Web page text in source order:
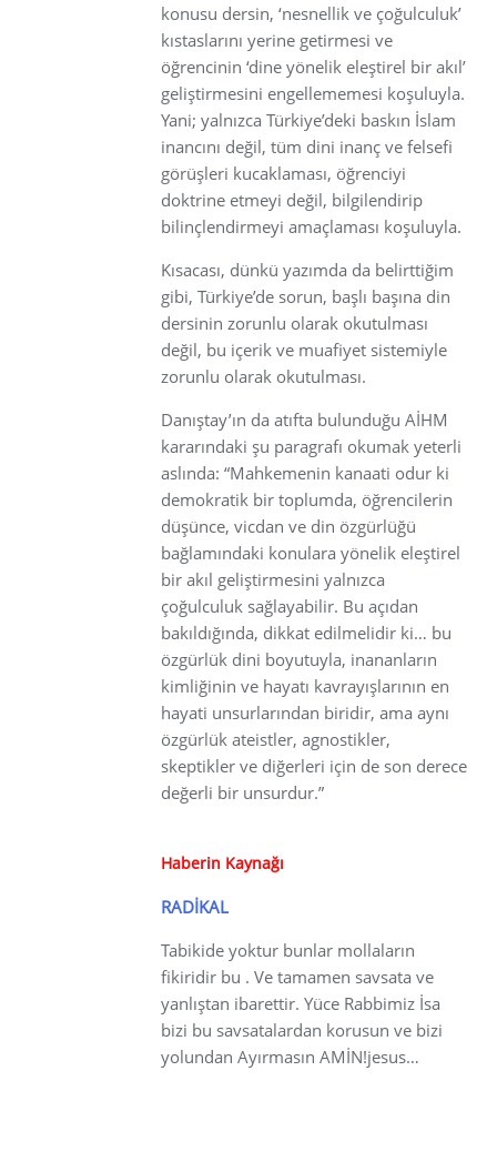
konusu dersin, ‘nesnellik ve çoğulculuk’
kıstaslarını yerine getirmesi ve
öğrencinin ‘dine yönelik eleştirel bir akıl’
geliştirmesini engellememesi koşuluyla.
Yani; yalnızca Türkiye’deki baskın İslam
inancını değil, tüm dini inanç ve felsefi
görüşleri kucaklaması, öğrenciyi
doktrine etmeyi değil, bilgilendirip
bilinçlendirmeyi amaçlaması koşuluyla.
Kısacası, dünkü yazımda da belirttiğim
gibi, Türkiye’de sorun, başlı başına din
dersinin zorunlu olarak okutulması
değil, bu içerik ve muafiyet sistemiyle
zorunlu olarak okutulması.
Danıştay’ın da atıfta bulunduğu AİHM
kararındaki şu paragrafı okumak yeterli
aslında: “Mahkemenin kanaati odur ki
demokratik bir toplumda, öğrencilerin
düşünce, vicdan ve din özgürlüğü
bağlamındaki konulara yönelik eleştirel
bir akıl geliştirmesini yalnızca
çoğulculuk sağlayabilir. Bu açıdan
bakıldığında, dikkat edilmelidir ki… bu
özgürlük dini boyutuyla, inananların
kimliğinin ve hayatı kavrayışlarının en
hayati unsurlarından biridir, ama aynı
özgürlük ateistler, agnostikler,
skeptikler ve diğerleri için de son derece
değerli bir unsurdur.”
Haberin Kaynağı
RADİKAL
Tabikide yoktur bunlar mollaların
fikiridir bu . Ve tamamen savsata ve
yanlıştan ibarettir. Yüce Rabbimiz İsa
bizi bu savsatalardan korusun ve bizi
yolundan Ayırmasın AMİN!jesus…